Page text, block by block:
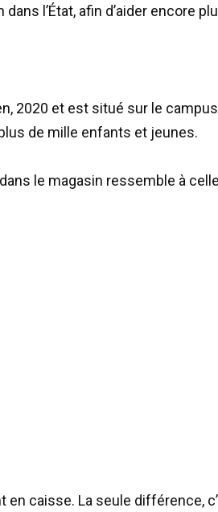
l’État, afin d’aider encore
2020 et est situé sur le
de mille enfants et jeunes.
le magasin ressemble à celle
en caisse. La seule différence,